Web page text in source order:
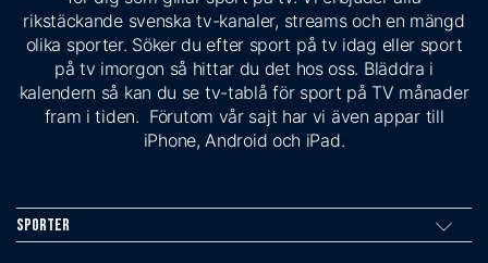
rikstäckande svenska tv-kanaler, streams och en mängd
olika sporter. Söker du efter sport på tv idag eller sport
på tv imorgon så hittar du det hos oss. Bläddra i
kalendern så kan du se tv-tablå för sport på TV månader
fram i tiden. Förutom vår sajt har vi även appar till
iPhone, Android och iPad.
Sporter